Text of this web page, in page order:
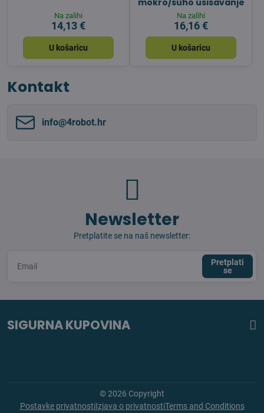
Na zalihi
14,13 €
U košaricu
mokro/suho usisavanje
Na zalihi
16,16 €
U košaricu
Kontakt
info​@4robot​.hr
Newsletter
Pretplatite se na naš newsletter:
Pretplati
se
SIGURNA KUPOVINA
©2026 Copyright
Postavke privatnostiIzjava o privatnostiTerms and Conditions